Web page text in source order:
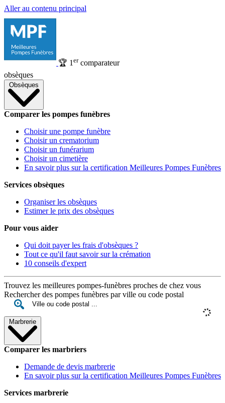
Aller au contenu principal
🏆 1 ercomparateur
obsèques
Obsèques
Comparer les pompes funèbres
Choisir une pompe funèbre
Choisir un crematorium
Choisir un funérarium
Choisir un cimetière
En savoir plus sur la certification Meilleures Pompes Funèbres
Services obsèques
Organiser les obsèques
Estimer le prix des obsèques
Pour vous aider
Qui doit payer les frais d'obsèques ?
Tout ce qu'il faut savoir sur la crémation
10 conseils d'expert
Trouvez les meilleures pompes-funèbres proches de chez vous
Rechercher des pompes funèbres par ville ou code postal
Marbrerie
Comparer les marbriers
Demande de devis marbrerie
En savoir plus sur la certification Meilleures Pompes Funèbres
Services marbrerie